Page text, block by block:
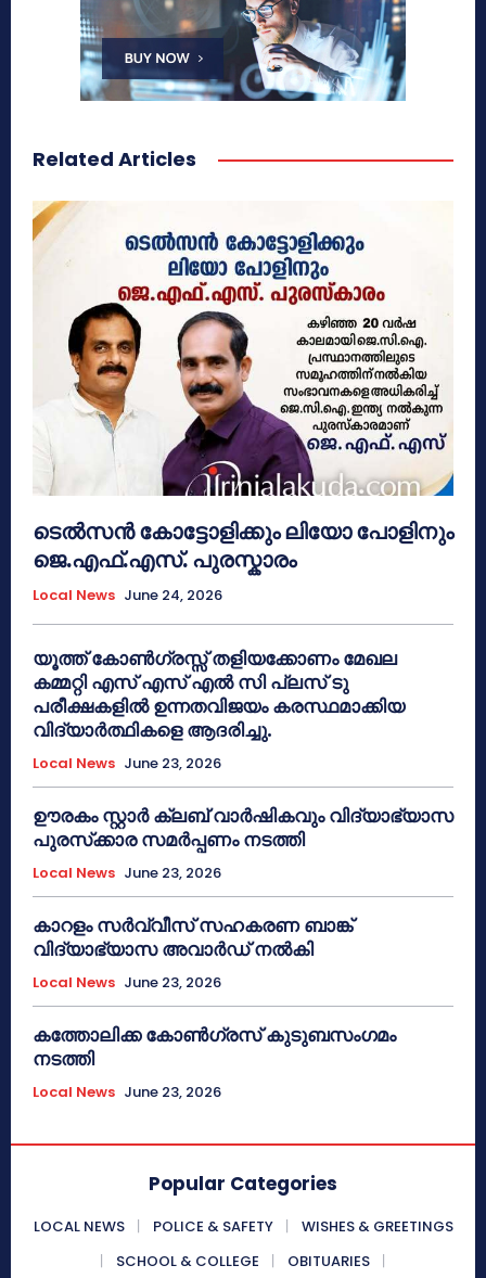
Related Articles
ടെൽസൻ കോട്ടോളിക്കും ലിയോ പോളിനും
ജെ.എഫ്.എസ്. പുരസ്കാരം
Local News June 24, 2026
യൂത്ത് കോൺഗ്രസ്സ് തളിയക്കോണം മേഖല
കമ്മറ്റി എസ് എസ് എൽ സി പ്ലസ് ടു
പരീക്ഷകളിൽ ഉന്നതവിജയം കരസ്ഥമാക്കിയ
വിദ്യാർത്ഥികളെ ആദരിച്ചു.
Local News June 23, 2026
ഊരകം സ്റ്റാർ ക്ലബ് വാർഷികവും വിദ്യാഭ്യാസ
പുരസ്‌ക്കാര സമർപ്പണം നടത്തി
Local News June 23, 2026
കാറളം സർവ്വീസ് സഹകരണ ബാങ്ക്
വിദ്യാഭ്യാസ അവാർഡ് നൽകി
Local News June 23, 2026
കത്തോലിക്ക കോൺഗ്രസ് കുടുബസംഗമം
നടത്തി
Local News June 23, 2026
Popular Categories
LOCAL NEWS POLICE & SAFETY
WISHES & GREETINGS
SCHOOL & COLLEGE
OBITUARIES